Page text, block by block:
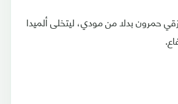
حمرون بدلا من مودي، ليتخلى ألميدا